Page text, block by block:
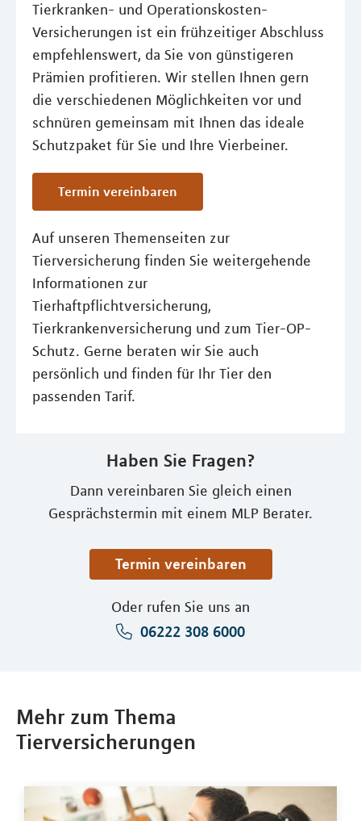
Tierkranken- und Operationskosten-
Versicherungen ist ein frühzeitiger Abschluss
empfehlenswert, da Sie von günstigeren
Prämien profitieren. Wir stellen Ihnen gern
die verschiedenen Möglichkeiten vor und
schnüren gemeinsam mit Ihnen das ideale
Schutzpaket für Sie und Ihre Vierbeiner.
Termin vereinbaren
Auf unseren Themenseiten zur
Tierversicherung finden Sie weitergehende
Informationen zur
Tierhaftpflichtversicherung,
Tierkrankenversicherung und zum Tier-OP-
Schutz. Gerne beraten wir Sie auch
persönlich und finden für Ihr Tier den
passenden Tarif.
Haben Sie Fragen?
Dann vereinbaren Sie gleich einen
Gesprächstermin mit einem MLP Berater.
Termin vereinbaren
Oder rufen Sie uns an
06222 308 6000
Mehr zum Thema
Tierversicherungen